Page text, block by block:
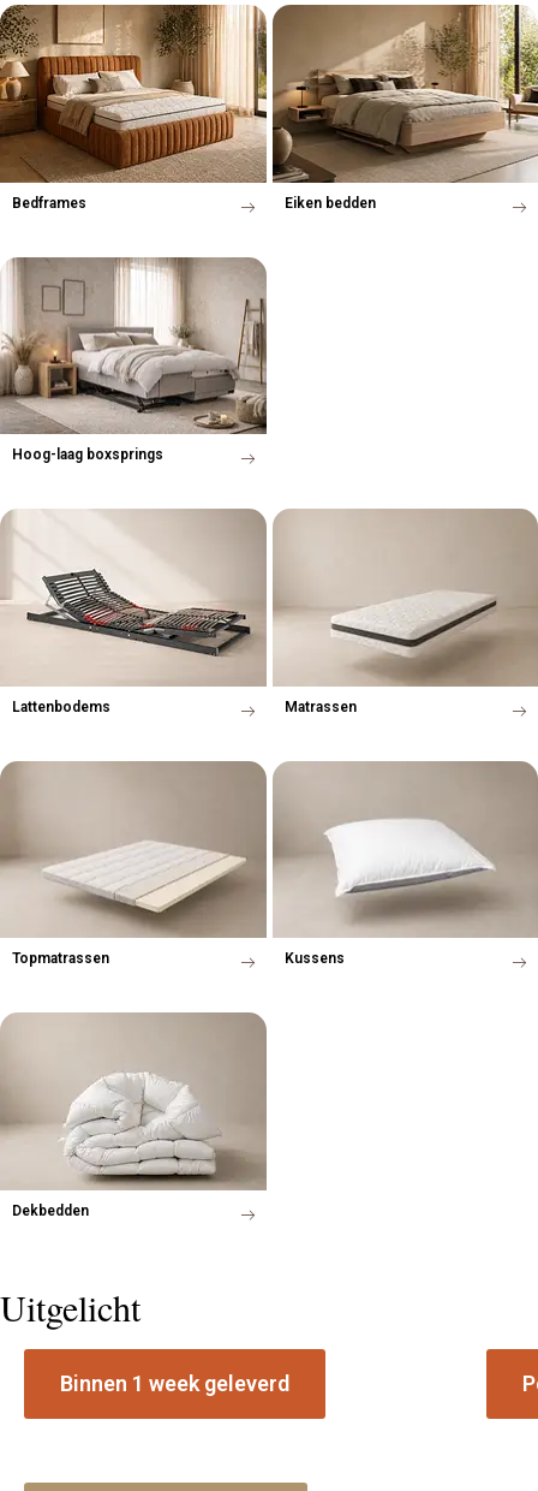
Bedframes Eiken bedden
Hoog-laag boxsprings
Lattenbodems Matrassen
Topmatrassen Kussens
Dekbedden
Uitgelicht
Binnen 1 week geleverd